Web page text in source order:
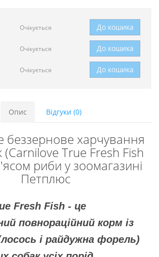
Очікується До кошика
Очікується До кошика
Очікується До кошика
Опис Відгуки (0)
беззернове харчування
(Carnilove True Fresh Fish
риби у зоомагазині
Петплюс
Fresh Fish - це
повнораційний корм із
і райдужна форель)